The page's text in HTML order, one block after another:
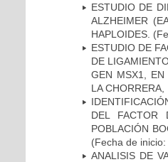
ESTUDIO DE
ALZHEIMER
HAPLOIDES.
ESTUDIO DE
DE
GEN MSX1, EN
LA
DEL FACTOR
POBLACIÓN
(Fecha de
ANALISIS DE